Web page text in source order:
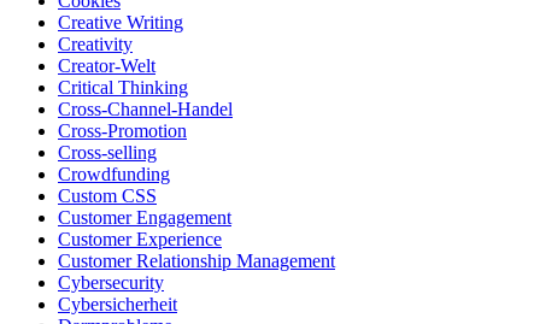
Creative Writing
Creativity
Creator-Welt
Critical Thinking
Cross-Channel-Handel
Cross-Promotion
Cross-selling
Crowdfunding
Custom CSS
Customer Engagement
Customer Experience
Customer Relationship Management
Cybersecurity
Cybersicherheit